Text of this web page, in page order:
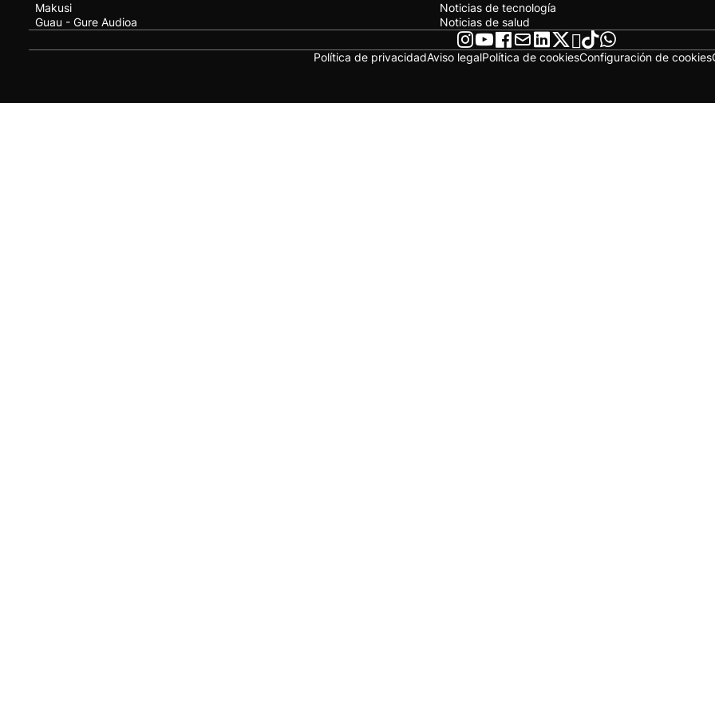
Makusi
Guau - Gure Audioa
Noticias de tecnología
Noticias de salud
Política de privacidadAviso legalPolítica de cookiesConfiguración de cookies